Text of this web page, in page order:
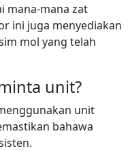
mana-mana zat
ini juga menyediakan
mol yang telah
unit?
unit
bahawa